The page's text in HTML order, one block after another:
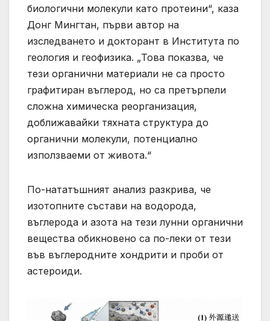
биологични молекули като протеини“, каза
Донг Мингтан, първи автор на
изследването и докторант в Института по
геология и геофизика. „Това показва, че
тези органични материали не са просто
графитиран въглерод, но са претърпели
сложна химическа реорганизация,
доближавайки тяхната структура до
органични молекули, потенциално
използваеми от живота.“
По-нататъшният анализ разкрива, че
изотопните състави на водорода,
въглерода и азота на тези лунни органични
вещества обикновено са по-леки от тези
във въглеродните хондрити и проби от
астероиди.